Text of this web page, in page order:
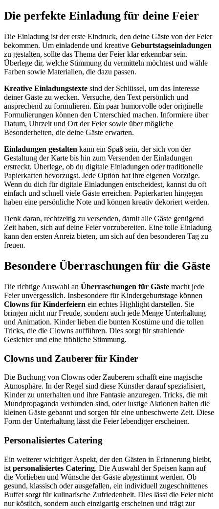
Die perfekte Einladung für deine Feier
Die Einladung ist der erste Eindruck, den deine Gäste von der Feier
bekommen. Um einladende und kreative Geburtstagseinladungen
zu gestalten, sollte das Thema der Feier klar erkennbar sein.
Überlege dir, welche Stimmung du vermitteln möchtest und wähle
Farben sowie Materialien, die dazu passen.
Kreative Einladungstexte sind der Schlüssel, um das Interesse
deiner Gäste zu wecken. Versuche, den Text persönlich und
ansprechend zu formulieren. Ein paar humorvolle oder originelle
Formulierungen können den Unterschied machen. Informiere über
Datum, Uhrzeit und Ort der Feier sowie über mögliche
Besonderheiten, die deine Gäste erwarten.
Einladungen gestalten kann ein Spaß sein, der sich von der
Gestaltung der Karte bis hin zum Versenden der Einladungen
erstreckt. Überlege, ob du digitale Einladungen oder traditionelle
Papierkarten bevorzugst. Jede Option hat ihre eigenen Vorzüge.
Wenn du dich für digitale Einladungen entscheidest, kannst du oft
einfach und schnell viele Gäste erreichen. Papierkarten hingegen
haben eine persönliche Note und können kreativ dekoriert werden.
Denk daran, rechtzeitig zu versenden, damit alle Gäste genügend
Zeit haben, sich auf deine Feier vorzubereiten. Eine tolle Einladung
kann den ersten Anreiz bieten, um sich auf den besonderen Tag zu
freuen.
Besondere Überraschungen für die Gäste
Die richtige Auswahl an Überraschungen für Gäste macht jede
Feier unvergesslich. Insbesondere für Kindergeburtstage können
Clowns für Kinderfeiern ein echtes Highlight darstellen. Sie
bringen nicht nur Freude, sondern auch jede Menge Unterhaltung
und Animation. Kinder lieben die bunten Kostüme und die tollen
Tricks, die die Clowns aufführen. Dies sorgt für strahlende
Gesichter und eine fröhliche Stimmung.
Clowns und Zauberer für Kinder
Die Buchung von Clowns oder Zauberern schafft eine magische
Atmosphäre. In der Regel sind diese Künstler darauf spezialisiert,
Kinder zu unterhalten und ihre Fantasie anzuregen. Tricks, die mit
Mundpropaganda verbunden sind, oder lustige Aktionen halten die
kleinen Gäste gebannt und sorgen für eine unbeschwerte Zeit. Diese
Form der Unterhaltung lässt die Feier lebendiger erscheinen.
Personalisiertes Catering
Ein weiterer wichtiger Aspekt, der den Gästen in Erinnerung bleibt,
ist personalisiertes Catering. Die Auswahl der Speisen kann auf
die Vorlieben und Wünsche der Gäste abgestimmt werden. Ob
gesund, klassisch oder ausgefallen, ein individuell zugeschnittenes
Buffet sorgt für kulinarische Zufriedenheit. Dies lässt die Feier nicht
nur köstlich, sondern auch einzigartig erscheinen und trägt zur